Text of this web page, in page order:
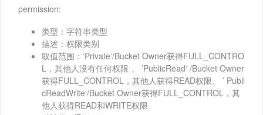
permission:
类型：字符串类型
描述：权限类别
取值范围：‘Private‘/Bucket Owner获得FULL_CONTRO
L，其他人没有任何权限 、 ’PublicRead‘ /Bucket Owner
获得FULL_CONTROL，其他人获得READ权限、 ’ Publi
cReadWrite‘/Bucket Owner获得FULL_CONTROL，其
他人获得READ和WRITE权限